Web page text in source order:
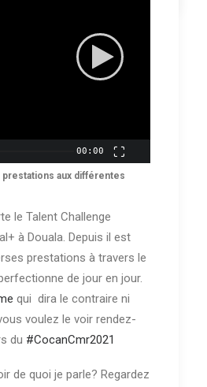
00:00
prestations aux différentes
le Talent Challenge
à Douala. Depuis il est
prestations à travers le
de jour en jour.
qui dira le contraire ni
voulez le voir rendez-
du #CocanCmr2021
de quoi je parle? Regardez